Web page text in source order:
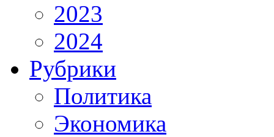
2023
2024
Рубрики
Политика
Экономика